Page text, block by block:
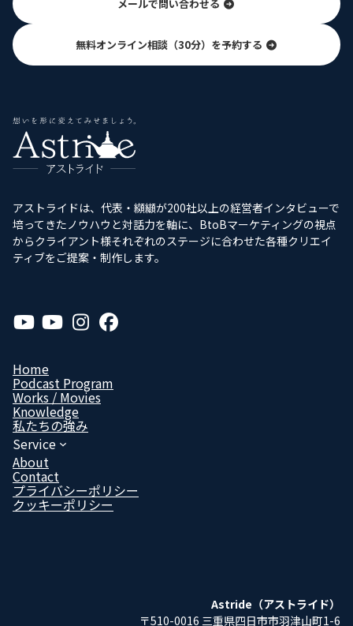
メールで問い合わせる
無料オンライン相談（30分）を予約する
アストライドは、代表・纐纈が200社以上の経営者インタビューで
培ってきたノウハウと対話力を軸に、BtoBマーケティングの視点
からクライアント様それぞれのステージに合わせた各種クリエイ
ティブをご提案・制作します。
ア
イ
リ
ン
ク
ア
イ
リ
ン
ク
ア
イ
ン
ク
ア
イ
ン
ク
Home
Podcast Program
Works / Movies
Know­ledge
私たちの強み
Service
About
Contact
プライバシーポリシー
クッキーポリシー
Astride（アストライド）
〒510-0016 三重県四日市市羽津山町1-6